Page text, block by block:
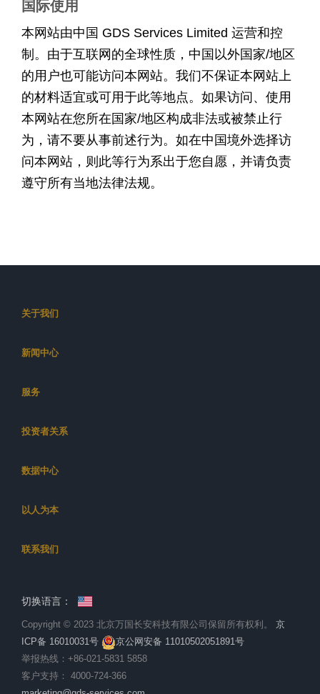
国际使用
本网站由中国 GDS Services Limited 运营和控
制。由于互联网的全球性质，中国以外国家/地区
的用户也可能访问本网站。我们不保证本网站上
的材料适宜或可用于此等地点。如果访问、使用
本网站在您所在国家/地区构成非法或被禁止行
为，请不要从事前述行为。如在中国境外选择访
问本网站，则此等行为系出于您自愿，并请负责
遵守所有当地法律法规。
关于我们
新闻中心
服务
投资者关系
数据中心
以人为本
联系我们
切换语言：
Copyright © 2023 北京万国长安科技有限公司保留所有权利。 京
ICP备 16010031号
京公网安备 11010502051891号
举报热线： +86-021-5831 5858
客户支持： 4000-724-366